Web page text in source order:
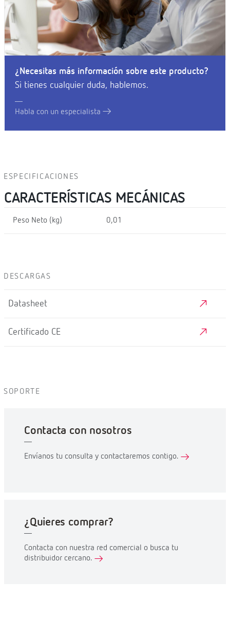
¿Necesitas más información sobre este producto?
Si tienes cualquier duda, hablemos.
Habla con un especialista
ESPECIFICACIONES
CARACTERÍSTICAS MECÁNICAS
Peso Neto (kg) 0,01
DESCARGAS
Datasheet
Certificado CE
SOPORTE
Contacta con nosotros
Envíanos tu consulta y contactaremos contigo.
¿Quieres comprar?
Contacta con nuestra red comercial o busca tu
distribuidor cercano.